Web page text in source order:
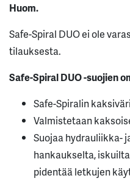
Huom.
Safe-Spiral DUO ei ole
tilauksesta.
Safe-Spiral DUO -suojien
Safe-Spiralin
Valmistetaan
Suojaa hydrauliikka-
hankaukselta,
pidentää letkujen